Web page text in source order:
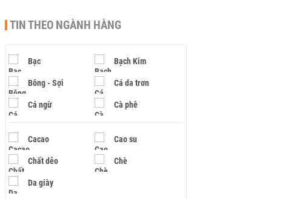
TIN THEO NGÀNH HÀNG
Bạc Bạch Kim
Bông - Sợi Cá da trơn
Cá ngừ Cà phê
Cacao Cao su
Chất dẻo Chè
Da giày